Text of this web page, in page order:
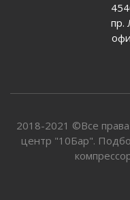
пр.
2018-2021 ©Все
центр "10Бар".